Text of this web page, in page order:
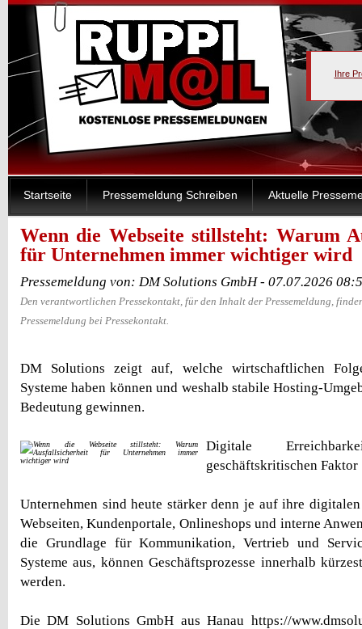
Ihre
Startseite Pressemeldung Schreiben Aktuelle
Wenn die Webseite stillsteht: Warum
für Unternehmen immer wichtiger wird
Pressemeldung von: DM Solutions GmbH - 07.07.2026
Den verantwortlichen Pressekontakt, für den Inhalt der Pressemeldung,
Pressemeldung bei Pressekontakt.
DM Solutions zeigt auf, welche wirtschaftlichen
Systeme haben können und weshalb stabile Hosting-
Bedeutung gewinnen.
Digitale
geschäftskritischen Faktor
Unternehmen sind heute stärker denn je auf ihre digitalen
Webseiten, Kundenportale, Onlineshops und interne
die Grundlage für Kommunikation, Vertrieb und
Systeme aus, können Geschäftsprozesse innerhalb
werden.
Die DM Solutions GmbH aus Hanau https://